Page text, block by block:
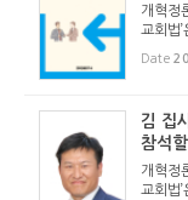
개혁정
교회법
다. 기
기독
Date
김 집
참석
개혁정
교회법